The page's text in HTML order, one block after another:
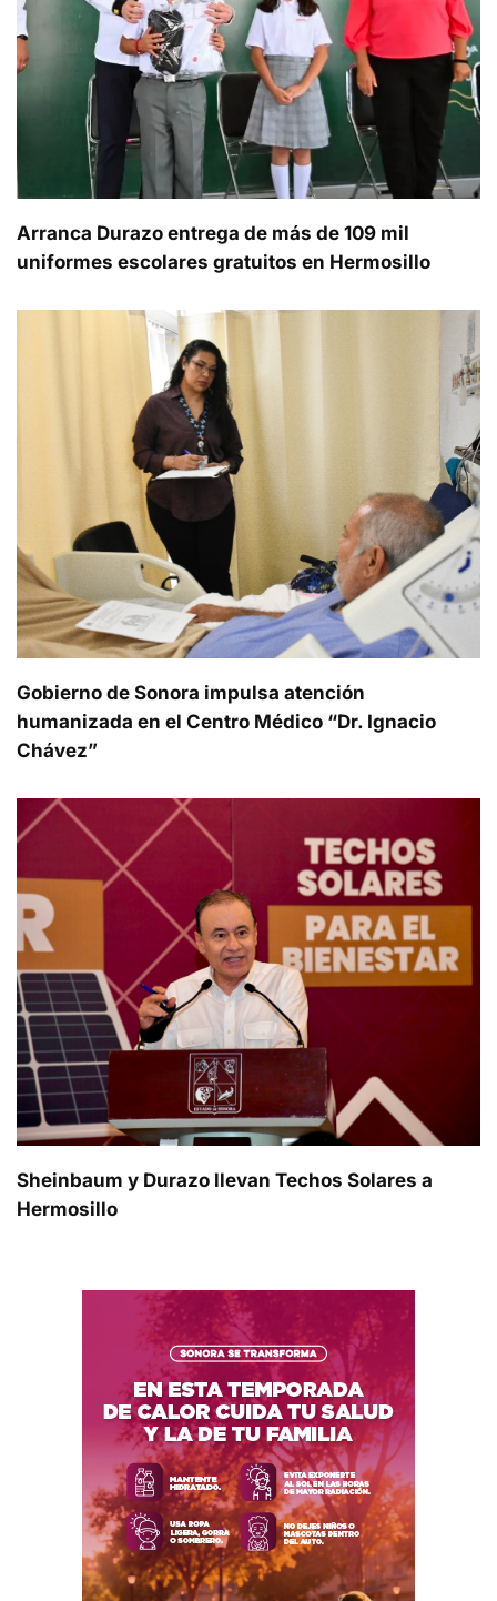
Arranca Durazo entrega de más de 109 mil
uniformes escolares gratuitos en Hermosillo
Gobierno de Sonora impulsa atención
humanizada en el Centro Médico “Dr. Ignacio
Chávez”
Sheinbaum y Durazo llevan Techos Solares a
Hermosillo